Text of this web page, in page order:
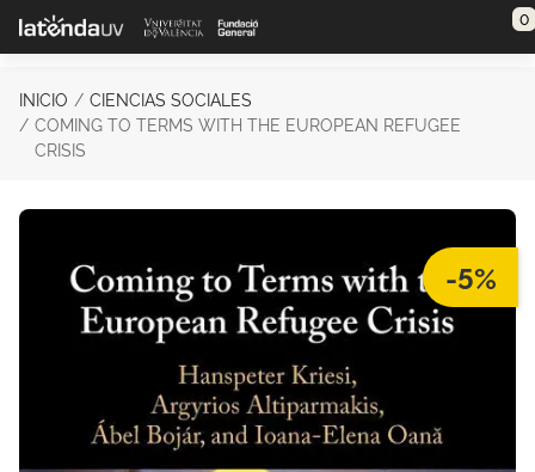
Saltar al contenido principal 0
INICIO
CIENCIAS SOCIALES
COMING TO TERMS WITH THE EUROPEAN REFUGEE
CRISIS
-5%